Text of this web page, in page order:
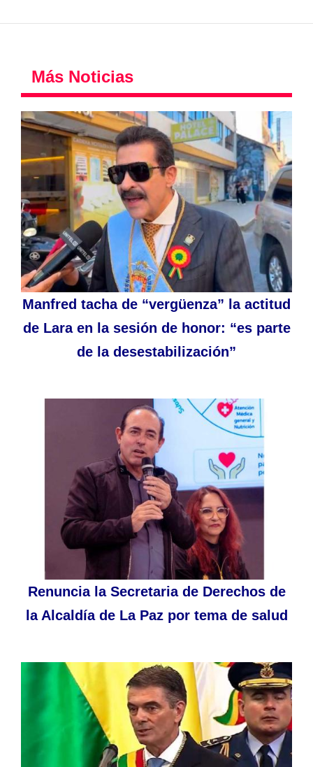
Más Noticias
Manfred tacha de “vergüenza” la actitud
de Lara en la sesión de honor: “es parte
de la desestabilización”
Renuncia la Secretaria de Derechos de
la Alcaldía de La Paz por tema de salud